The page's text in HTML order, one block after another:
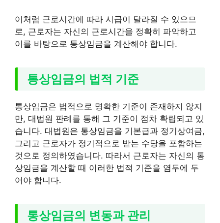
이처럼 근로시간에 따라 시급이 달라질 수 있으므
로, 근로자는 자신의 근로시간을 정확히 파악하고
이를 바탕으로 통상임금을 계산해야 합니다.
통상임금의 법적 기준
통상임금은 법적으로 명확한 기준이 존재하지 않지
만, 대법원 판례를 통해 그 기준이 점차 확립되고 있
습니다. 대법원은 통상임금을 기본급과 정기상여금,
그리고 근로자가 정기적으로 받는 수당을 포함하는
것으로 정의하였습니다. 따라서 근로자는 자신의 통
상임금을 계산할 때 이러한 법적 기준을 염두에 두
어야 합니다.
통상임금의 변동과 관리